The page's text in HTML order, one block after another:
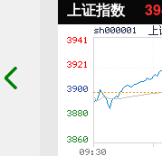
上证指数